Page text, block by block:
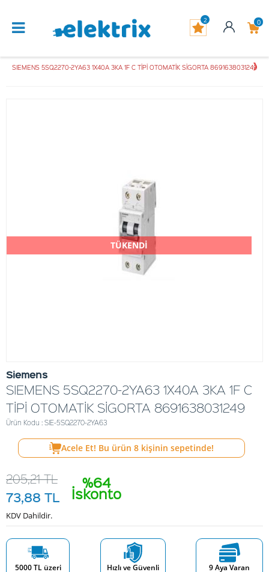
0
2
SIEMENS 5SQ2270-2YA63 1X40A 3KA 1F C TİPİ OTOMATİK SİGORTA 8691638031249
TÜKENDİ
Siemens
SIEMENS 5SQ2270-2YA63 1X40A 3KA 1F C
TİPİ OTOMATİK SİGORTA 8691638031249
Ürün Kodu : SIE-5SQ2270-2YA63
Acele Et! Bu ürün 8 kişinin sepetinde!
%64
İskonto
205,21TL
73,88 TL
KDV Dahildir.
5000 TL üzeri
Hızlı ve Güvenli
9 Aya Varan